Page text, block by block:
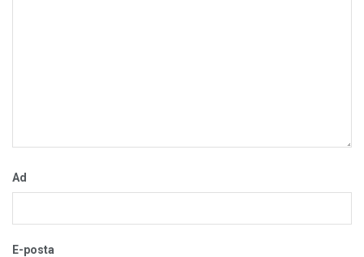
Ad
E-posta